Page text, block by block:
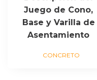
Juego de Cono,
Base y Varilla de
Asentamiento
CONCRETO